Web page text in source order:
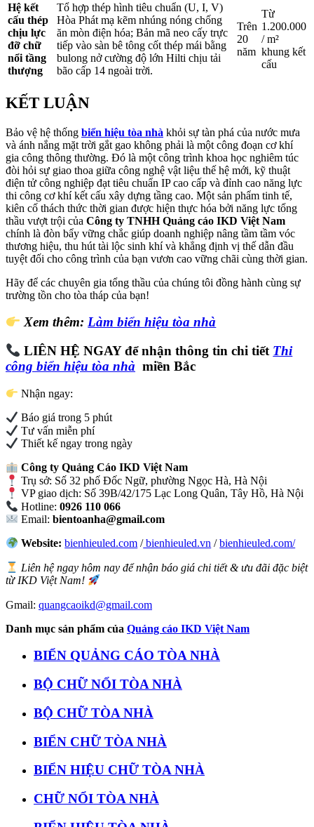
Hệ kết
cấu thép
chịu lực
đỡ chữ
nổi tầng
thượng
Tổ hợp thép hình tiêu chuẩn (U, I, V)
Hòa Phát mạ kẽm nhúng nóng chống
ăn mòn điện hóa; Bản mã neo cấy trực
tiếp vào sàn bê tông cốt thép mái bằng
bulong nở cường độ lớn Hilti chịu tải
bão cấp 14 ngoài trời.
Trên
20
năm
Từ
1.200.000
/ m²
khung kết
cấu
KẾT LUẬN
Bảo vệ hệ thống biển hiệu tòa nhà khỏi sự tàn phá của nước mưa
và ánh nắng mặt trời gắt gao không phải là một công đoạn cơ khí
gia công thông thường. Đó là một công trình khoa học nghiêm túc
đòi hỏi sự giao thoa giữa công nghệ vật liệu thế hệ mới, kỹ thuật
điện tử công nghiệp đạt tiêu chuẩn IP cao cấp và đỉnh cao năng lực
thi công cơ khí kết cấu xây dựng tầng cao. Một sản phẩm tinh tế,
kiên cố thách thức thời gian được hiện thực hóa bởi năng lực tổng
thầu vượt trội của Công ty TNHH Quảng cáo IKD Việt Nam
chính là đòn bẩy vững chắc giúp doanh nghiệp nâng tầm tầm vóc
thương hiệu, thu hút tài lộc sinh khí và khẳng định vị thế dẫn đầu
tuyệt đối cho công trình của bạn vươn cao vững chãi cùng thời gian.
Hãy để các chuyên gia tổng thầu của chúng tôi đồng hành cùng sự
trường tồn cho tòa tháp của bạn!
Xem thêm:Làm biển hiệu tòa nhà
LIÊN HỆ NGAY để nhận thông tin chi tiết Thi
công biển hiệu tòa nhà miền Bắc
Nhận ngay:
Báo giá trong 5 phút
Tư vấn miễn phí
Thiết kế ngay trong ngày
Công ty Quảng Cáo IKD Việt Nam
Trụ sở: Số 32 phố Đốc Ngữ, phường Ngọc Hà, Hà Nội
VP giao dịch: Số 39B/42/175 Lạc Long Quân, Tây Hồ, Hà Nội
Hotline:0926 110 066
Email:bientoanha@gmail.com
Website: bienhieuled.com /bienhieuled.vn /bienhieuled.com/
Liên hệ ngay hôm nay để nhận báo giá chi tiết & ưu đãi đặc biệt
từ IKD Việt Nam!
Gmail: quangcaoikd@gmail.com
Danh mục sản phẩm của Quảng cáo IKD Việt Nam
BIỂN QUẢNG CÁO TÒA NHÀ
BỘ CHỮ NỔI TÒA NHÀ
BỘ CHỮ TÒA NHÀ
BIỂN CHỮ TÒA NHÀ
BIỂN HIỆU CHỮ TÒA NHÀ
CHỮ NỔI TÒA NHÀ